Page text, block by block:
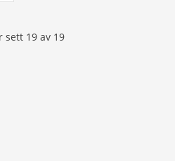
sett 19 av 19